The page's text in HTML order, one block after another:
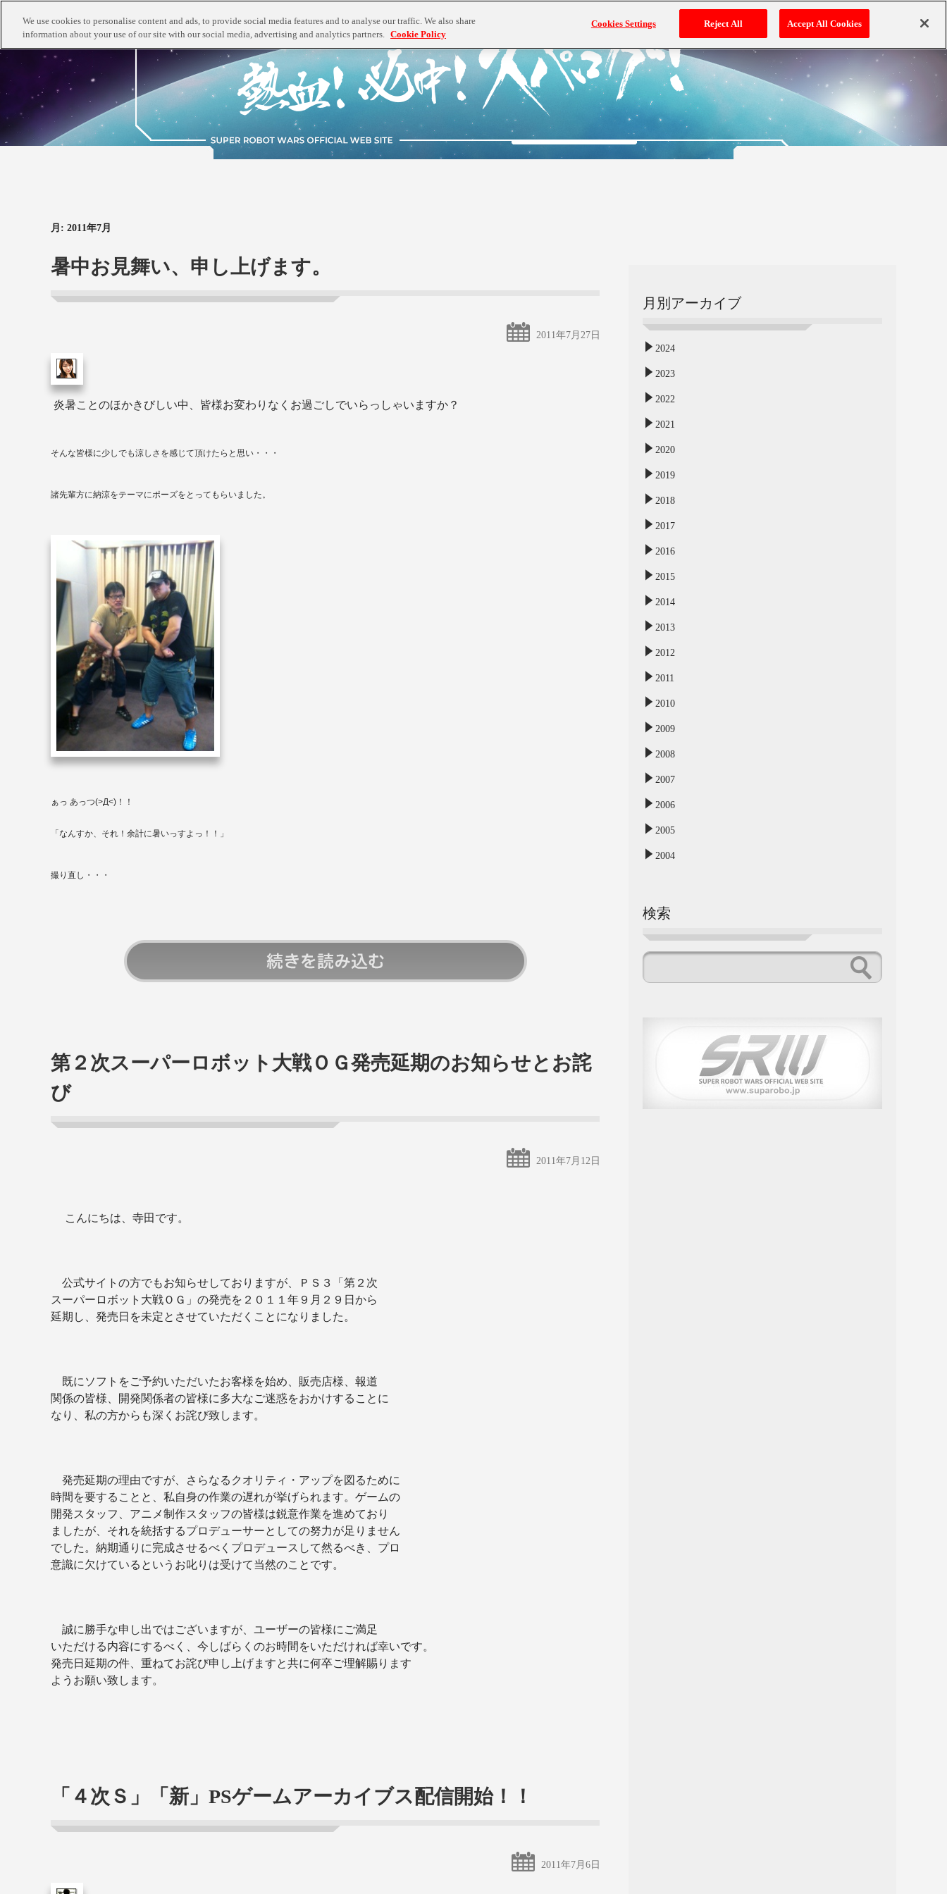
月: 2011年7月
暑中お見舞い、申し上げます。
2011年7月27日
炎暑ことのほかきびしい中、皆様お変わりなくお過ごしでいらっしゃいますか？
そんな皆様に少しでも涼しさを感じて頂けたらと思い・・・
諸先輩方に納涼をテーマにポーズをとってもらいました。
ぁっ あっつ(>Д<) ！！
「なんすか、それ！余計に暑いっすよっ！！」
撮り直し・・・
第２次スーパーロボット大戦ＯＧ発売延期のお知らせとお詫
び
2011年7月12日
こんにちは、寺田です。
公式サイトの方でもお知らせしておりますが、ＰＳ３「第２次
スーパーロボット大戦ＯＧ」の発売を２０１１年９月２９日から
延期し、発売日を未定とさせていただくことになりました。
既にソフトをご予約いただいたお客様を始め、販売店様、報道
関係の皆様、開発関係者の皆様に多大なご迷惑をおかけすることに
なり、私の方からも深くお詫び致します。
発売延期の理由ですが、さらなるクオリティ・アップを図るために
時間を要することと、私自身の作業の遅れが挙げられます。ゲームの
開発スタッフ、アニメ制作スタッフの皆様は鋭意作業を進めており
ましたが、それを統括するプロデューサーとしての努力が足りません
でした。納期通りに完成させるべくプロデュースして然るべき、プロ
意識に欠けているというお叱りは受けて当然のことです。
誠に勝手な申し出ではございますが、ユーザーの皆様にご満足
いただける内容にするべく、今しばらくのお時間をいただければ幸いです。
発売日延期の件、重ねてお詫び申し上げますと共に何卒ご理解賜ります
ようお願い致します。
「４次Ｓ」「新」PSゲームアーカイブス配信開始！！
2011年7月6日
月別アーカイブ
2024
2023
2022
2021
2020
2019
2018
2017
2016
2015
2014
2013
2012
2011
2010
2009
2008
2007
2006
2005
2004
検索
We use cookies to personalise content and ads, to provide social media features and to analyse our traffic. We also share
information about your use of our site with our social media, advertising and analytics partners. Cookie Policy
Cookies Settings Reject All Accept All Cookies